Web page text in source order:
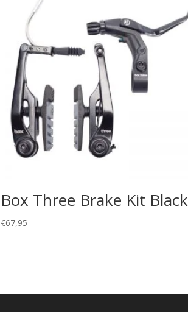
Box Three Brake Kit Black
€67,95